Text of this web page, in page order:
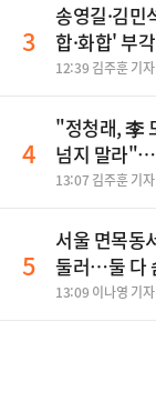
3
송영길·김민
합·화합' 부
놓고 뻔뻔해"
12:39 김주훈 기자
4
"정청래, 李
넘지 말라"…
보, 제주서 격
13:07 김주훈 기자
5
서울 면목동
둘러…둘 다
13:09 이나영 기자